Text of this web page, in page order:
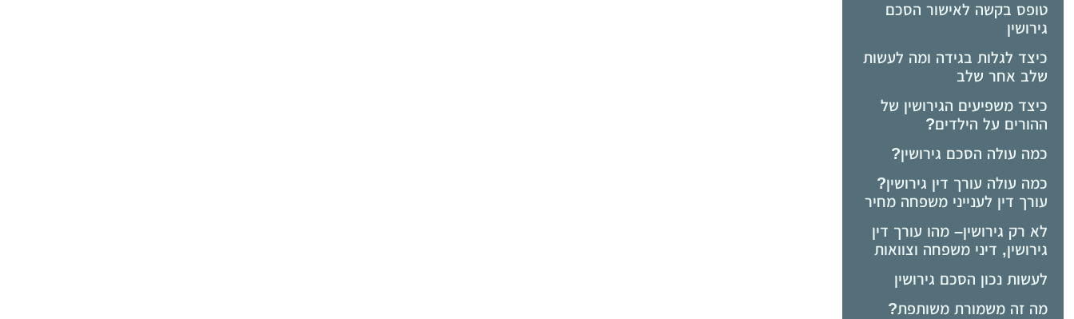
טופס בקשה לאישור הסכם
גירושין
כיצד לגלות בגידה ומה לעשות
שלב אחר שלב
כיצד משפיעים הגירושין של
ההורים על הילדים?
כמה עולה הסכם גירושין?
כמה עולה עורך דין גירושין?
עורך דין לענייני משפחה מחיר
לא רק גירושין– מהו עורך דין
גירושין, דיני משפחה וצוואות
לעשות נכון הסכם גירושין
מה זה משמורת משותפת?